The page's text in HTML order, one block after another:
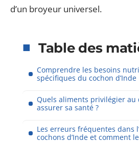
d’un broyeur universel.
Table des
Comprendre les besoins
spécifiques du cochon d’Inde
Quels aliments privilégier
assurer sa santé ?
Les erreurs fréquentes dans
cochons d’Inde et comment